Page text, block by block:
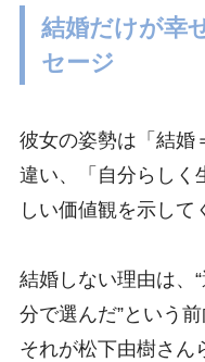
結婚だけが幸
セージ
彼女の姿勢は「結婚
違い、「自分らしく
しい価値観を示して
結婚しない理由は、
分で選んだ”という前
それが松下由樹さん